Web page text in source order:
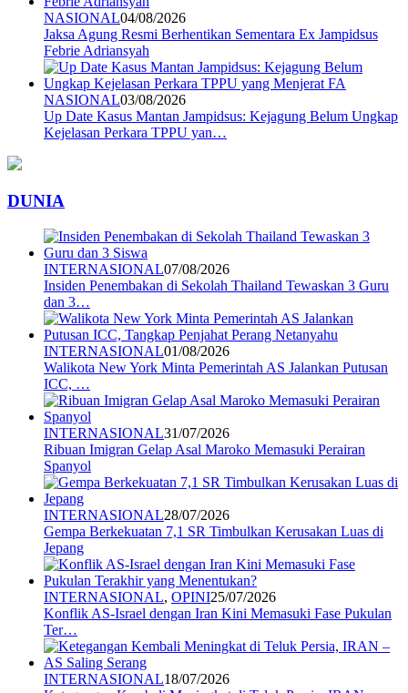
NASIONAL04/08/2026
Jaksa Agung Resmi Berhentikan Sementara Ex Jampidsus
Febrie Adriansyah
NASIONAL03/08/2026
Up Date Kasus Mantan Jampidsus: Kejagung Belum Ungkap
Kejelasan Perkara TPPU yan…
DUNIA
INTERNASIONAL07/08/2026
Insiden Penembakan di Sekolah Thailand Tewaskan 3 Guru
dan 3…
INTERNASIONAL01/08/2026
Walikota New York Minta Pemerintah AS Jalankan Putusan
ICC, …
INTERNASIONAL31/07/2026
Ribuan Imigran Gelap Asal Maroko Memasuki Perairan
Spanyol
INTERNASIONAL28/07/2026
Gempa Berkekuatan 7,1 SR Timbulkan Kerusakan Luas di
Jepang
INTERNASIONAL, OPINI25/07/2026
Konflik AS-Israel dengan Iran Kini Memasuki Fase Pukulan
Ter…
INTERNASIONAL18/07/2026